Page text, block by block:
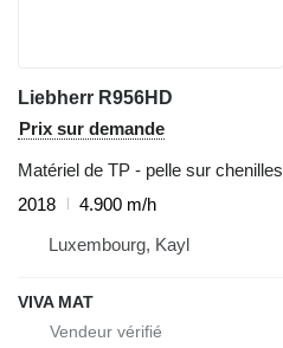
Liebherr R956HD
Prix sur demande
Matériel de TP - pelle sur chenilles
2018
4.900 m/h
Luxembourg, Kayl
VIVA MAT